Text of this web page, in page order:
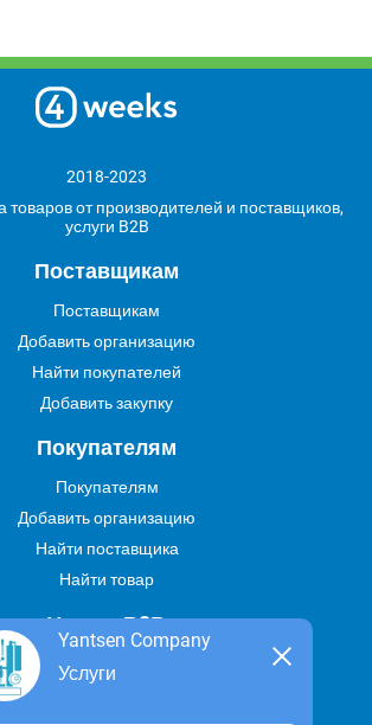
Yantsen Company
Услуги
2018-2023
от производителей и поставщиков,
услуги B2B
Поставщикам
Поставщикам
Добавить организацию
Найти покупателей
Добавить закупку
Покупателям
Покупателям
Добавить организацию
Найти поставщика
Найти товар
Услуги В2В
Найти услугу
Предложить свою услугу